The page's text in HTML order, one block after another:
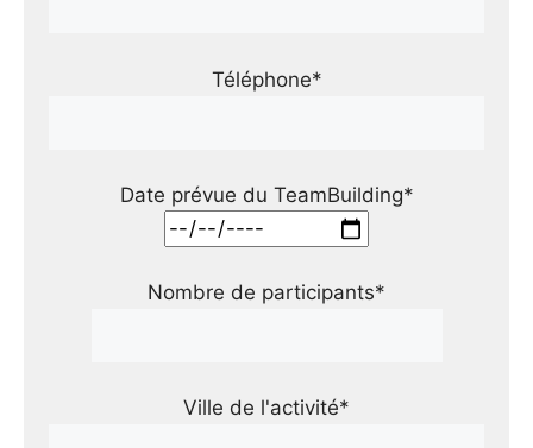
Téléphone*
Date prévue du TeamBuilding*
Nombre de participants*
Ville de l'activité*